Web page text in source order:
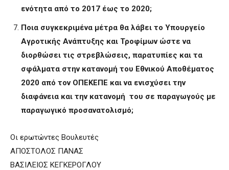
ενότητα από το 2017 έως το 2020;
Ποια συγκεκριμένα μέτρα θα λάβει το Υπουργείο
Αγροτικής Ανάπτυξης και Τροφίμων ώστε να
διορθώσει τις στρεβλώσεις, παρατυπίες και τα
σφάλματα στην κατανομή του Εθνικού Αποθέματος
2020 από τον ΟΠΕΚΕΠΕ και να ενισχύσει την
διαφάνεια και την κατανομή του σε παραγωγούς με
παραγωγικό προσανατολισμό;
Οι ερωτώντες Βουλευτές
ΑΠΟΣΤΟΛΟΣ ΠΑΝΑΣ
ΒΑΣΙΛΕΙΟΣ ΚΕΓΚΕΡΟΓΛΟΥ